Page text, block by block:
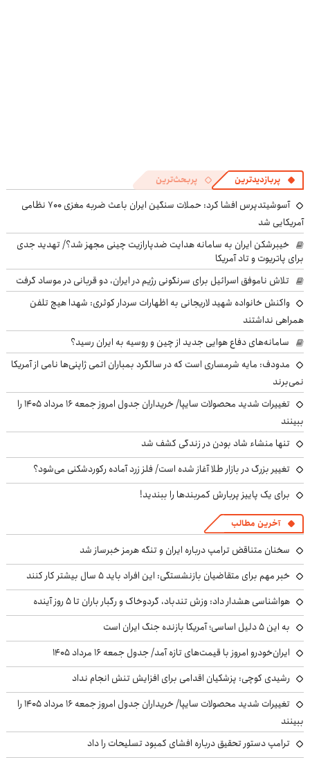
پربازدیدترین پربحث‌ترین
آسوشیتدپرس افشا کرد: حملات سنگین ایران باعث ضربه مغزی ۷۰۰ نظامی
آمریکایی شد
خیبرشکن ایران به سامانه هدایت ضدپارازیت چینی مجهز شد؟/ تهدید جدی
برای پاتریوت و تاد آمریکا
تلاش ناموفق اسرائیل برای سرنگونی رژیم در ایران، دو قربانی در موساد گرفت
واکنش خانواده شهید لاریجانی به اظهارات سردار کوثری: شهدا هیچ تلفن
همراهی نداشتند
سامانه‌های دفاع هوایی جدید از چین و روسیه به ایران رسید؟
مدودف: مایه شرمساری است که در سالگرد بمباران اتمی ژاپنی‌ها نامی از آمریکا
نمی‌برند
تغییرات شدید محصولات سایپا/ خریداران جدول امروز جمعه ۱۶ مرداد ۱۴۰۵ را
ببینند
تنها منشاء شاد بودن در زندگی کشف شد
تغییر بزرگ در بازار طلا آغاز شده است/ فلز زرد آماده رکوردشکنی می‌شود؟
برای یک پاییز پربارش کمربندها را ببندید!
آخرین مطالب
سخنان متناقض ترامپ درباره ایران و تنگه هرمز خبرساز شد
خبر مهم برای متقاضیان بازنشستگی: این افراد باید ۵ سال بیشتر کار کنند
هواشناسی هشدار داد: وزش تندباد، گردوخاک و رگبار باران تا ۵ روز آینده
به این ۵ دلیل اساسی؛ آمریکا بازنده جنگ ایران است
ایران‌خودرو امروز با قیمت‌های تازه آمد/ جدول جمعه ۱۶ مرداد ۱۴۰۵
رشیدی کوچی: پزشکیان اقدامی برای افزایش تنش انجام نداد
تغییرات شدید محصولات سایپا/ خریداران جدول امروز جمعه ۱۶ مرداد ۱۴۰۵ را
ببینند
ترامپ دستور تحقیق درباره افشای کمبود تسلیحات را داد